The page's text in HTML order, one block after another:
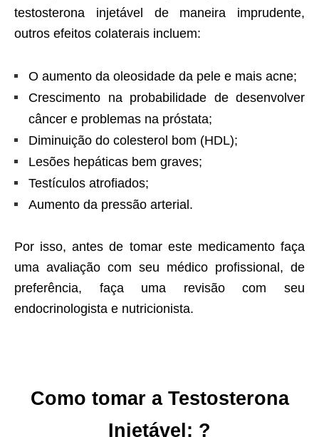
testosterona injetável de maneira imprudente,
outros efeitos colaterais incluem:
O aumento da oleosidade da pele e mais acne;
Crescimento na probabilidade de desenvolver
câncer e problemas na próstata;
Diminuição do colesterol bom (HDL);
Lesões hepáticas bem graves;
Testículos atrofiados;
Aumento da pressão arterial.
Por isso, antes de tomar este medicamento faça
uma avaliação com seu médico profissional, de
preferência, faça uma revisão com seu
endocrinologista e nutricionista.
Como tomara Testosterona
Injetável: ?